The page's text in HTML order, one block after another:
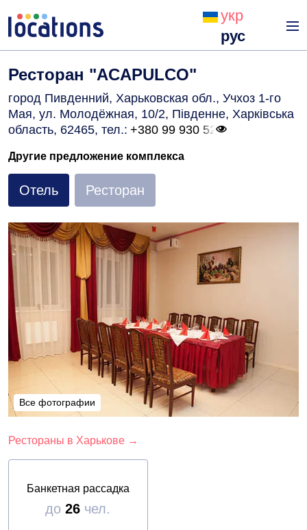
укр
рус
Ресторан "ACAPULCO"
город Пивденний, Харьковская обл., Учхоз 1-го
Мая, ул. Молодёжная, 10/2, Південне, Харківська
область, 62465, тел.: +380 99 930 52
Другие предложение комплекса
Отель Ресторан
Все фотографии
Все фотографии
Рестораны в Харькове →
Банкетная рассадка
до26 чел.